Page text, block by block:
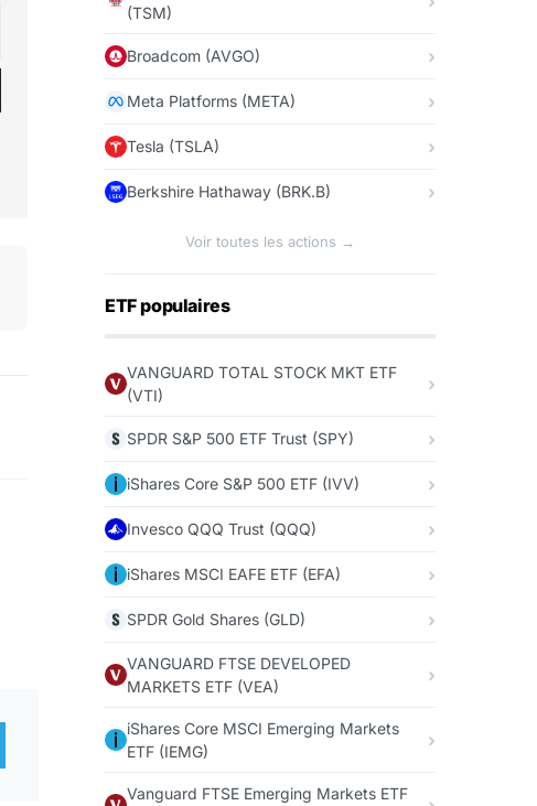
(TSM)
Broadcom (AVGO)
Meta Platforms (META)
Tesla (TSLA)
Berkshire Hathaway (BRK.B)
Voir toutes les actions →
ETF populaires
VANGUARD TOTAL STOCK MKT ETF
(VTI)
SPDR S&P 500 ETF Trust (SPY)
iShares Core S&P 500 ETF (IVV)
Invesco QQQ Trust (QQQ)
iShares MSCI EAFE ETF (EFA)
SPDR Gold Shares (GLD)
VANGUARD FTSE DEVELOPED
MARKETS ETF (VEA)
iShares Core MSCI Emerging Markets
ETF (IEMG)
Vanguard FTSE Emerging Markets ETF